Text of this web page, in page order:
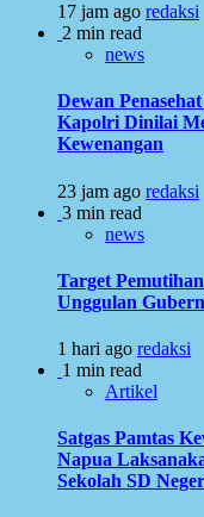
17 jam ago redaksi
2 min read
news
Dewan
Kapolri Dinilai
Kewenangan
23 jam ago redaksi
3 min read
news
Target
Unggulan
1 hari ago redaksi
1 min read
Artikel
Satgas Pamtas
Napua
Sekolah SD